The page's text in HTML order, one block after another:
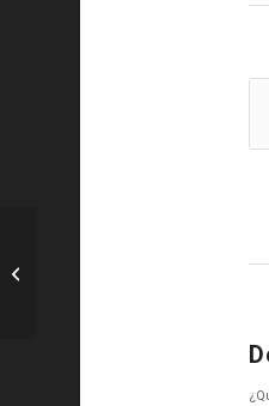
Basket: El Real Madrid recibe al